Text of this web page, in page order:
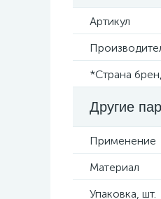
Артикул
*Страна
Другие
Применение
Материал
Упаковка, шт.